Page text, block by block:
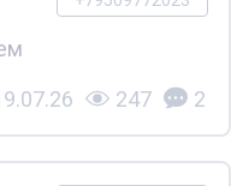
247 2